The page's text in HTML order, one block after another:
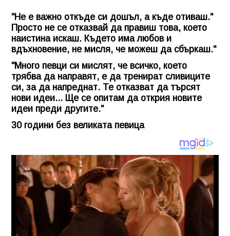
"Не е важно откъде си дошъл, а къде отиваш."
Просто не се отказвай да правиш това, което
наистина искаш. Където има любов и
вдъхновение, не мисля, че можеш да сбъркаш."
"Много певци си мислят, че всичко, което
трябва да направят, е да тренират сливиците
си, за да напреднат. Те отказват да търсят
нови идеи... Ще се опитам да открия новите
идеи преди другите."
30 години без великата певица